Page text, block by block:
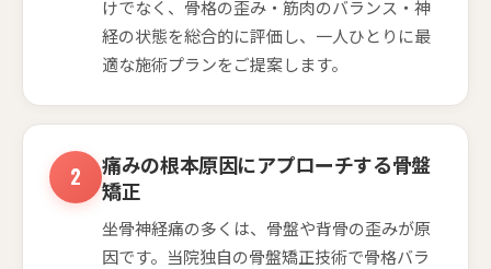
けでなく、骨格の歪み・筋肉のバランス・神
経の状態を総合的に評価し、一人ひとりに最
適な施術プランをご提案します。
痛みの根本原因にアプローチする骨盤
矯正
坐骨神経痛の多くは、骨盤や背骨の歪みが原
因です。当院独自の骨盤矯正技術で骨格バラ